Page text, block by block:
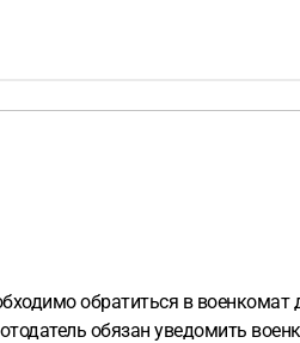
обратиться в
обязан уведомить